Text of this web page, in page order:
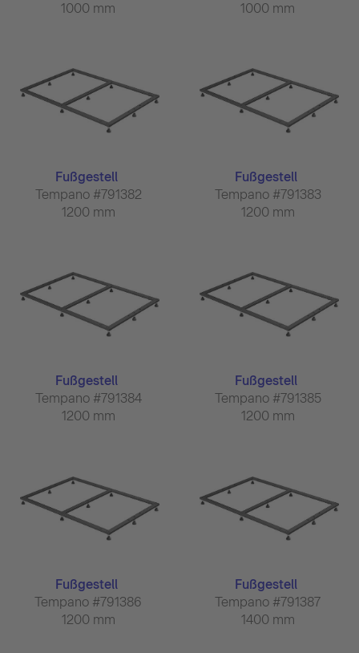
1000 mm
1000 mm
Fußgestell
Tempano #791382
1200 mm
Fußgestell
Tempano #791383
1200 mm
Fußgestell
Tempano #791384
1200 mm
Fußgestell
Tempano #791385
1200 mm
Fußgestell
Tempano #791386
1200 mm
Fußgestell
Tempano #791387
1400 mm